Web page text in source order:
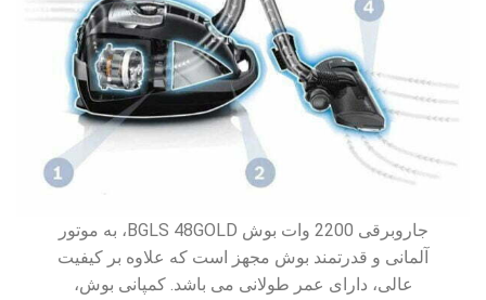
جاروبرقی 2200 وات بوش BGLS 48GOLD، به موتور
آلمانی و قدرتمند بوش مجهز است که علاوه بر کیفیت
عالی، دارای عمر طولانی می باشد. کمپانی بوش،